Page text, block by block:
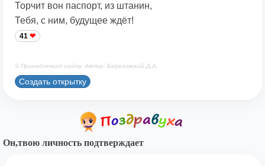
Торчит вон паспорт, из штанин,
Тебя, с ним, будущее ждёт!
41
© Принадлежит сайту. Автор: Березовский Д.А.
Создать открытку
Он,твою личность подтверждает